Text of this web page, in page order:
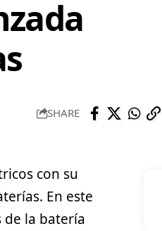
SHARE
con su
En este
la batería